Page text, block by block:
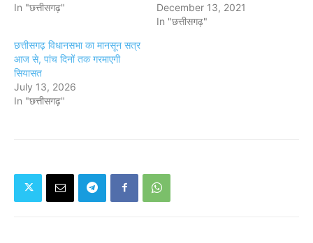
In "छत्तीसगढ़"
December 13, 2021
In "छत्तीसगढ़"
छत्तीसगढ़ विधानसभा का मानसून सत्र
आज से, पांच दिनों तक गरमाएगी
सियासत
July 13, 2026
In "छत्तीसगढ़"